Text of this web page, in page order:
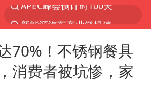
新能源汽车产业链提速
苏州河水抢排翻泄至黄浦江
“还不如不放假”
70%！不锈钢餐具
消费者被坑惨，家